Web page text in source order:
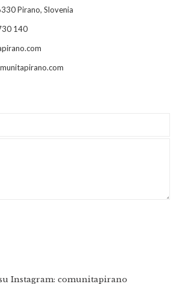
Pirano, Slovenia
140
Instagram: comunitapirano